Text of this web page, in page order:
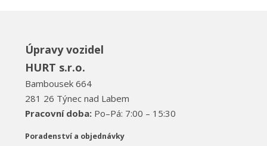
Úpravy vozidel
HURT s.r.o.
Bambousek 664
281 26 Týnec nad Labem
Pracovní doba: Po–Pá: 7:00 – 15:30
Poradenství a objednávky